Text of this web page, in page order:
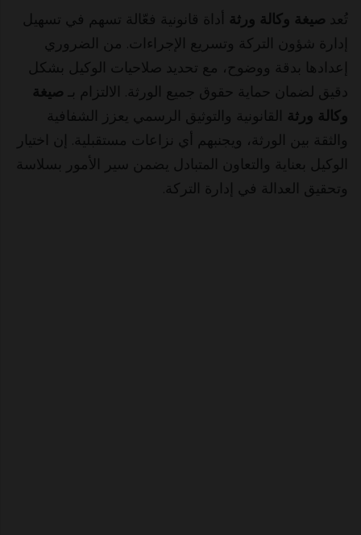
تُعد صيغة وكالة ورثة أداة قانونية فعّالة تسهم في تسهيل
إدارة شؤون التركة وتسريع الإجراءات. من الضروري
إعدادها بدقة ووضوح، مع تحديد صلاحيات الوكيل بشكل
دقيق لضمان حماية حقوق جميع الورثة. الالتزام بـ صيغة
وكالة ورثة القانونية والتوثيق الرسمي يعزز الشفافية
والثقة بين الورثة، ويجنبهم أي نزاعات مستقبلية. إن اختيار
الوكيل بعناية والتعاون المتبادل يضمن سير الأمور بسلاسة
وتحقيق العدالة في إدارة التركة.